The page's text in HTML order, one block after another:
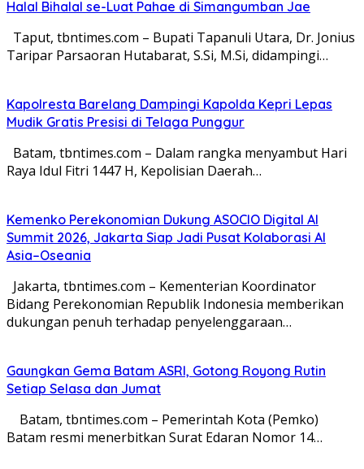
Halal Bihalal se-Luat Pahae di Simangumban Jae
Taput, tbntimes.com – Bupati Tapanuli Utara, Dr. Jonius
Taripar Parsaoran Hutabarat, S.Si, M.Si, didampingi…
Kapolresta Barelang Dampingi Kapolda Kepri Lepas
Mudik Gratis Presisi di Telaga Punggur
Batam, tbntimes.com – Dalam rangka menyambut Hari
Raya Idul Fitri 1447 H, Kepolisian Daerah…
Kemenko Perekonomian Dukung ASOCIO Digital AI
Summit 2026, Jakarta Siap Jadi Pusat Kolaborasi AI
Asia–Oseania
Jakarta, tbntimes.com – Kementerian Koordinator
Bidang Perekonomian Republik Indonesia memberikan
dukungan penuh terhadap penyelenggaraan…
Gaungkan Gema Batam ASRI, Gotong Royong Rutin
Setiap Selasa dan Jumat
Batam, tbntimes.com – Pemerintah Kota (Pemko)
Batam resmi menerbitkan Surat Edaran Nomor 14…